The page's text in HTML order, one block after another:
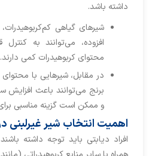
داشته باشد.
شیرهای گیاهی
افزوده، می‌توانند به
محتوای کربوهیدرات کمی دارند.
در مقابل، شیرهایی با محتوای
برنج می‌توانند باعث
و ممکن است گزینه مناسبی برای
اهمیت انتخاب شیر غیرلبنی
افراد دیابتی باید توجه داشته